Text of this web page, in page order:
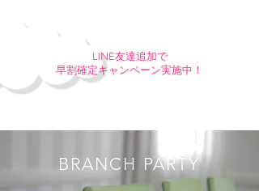
LINE友達追加で
早割確定キャンペーン実施中！
BRANCH PARTY